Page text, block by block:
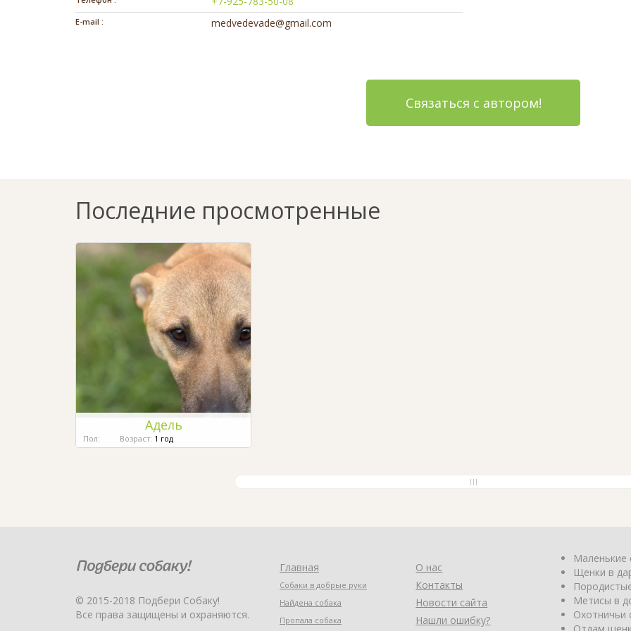
E-mail : medvedevade@gmail.com
Связаться с автором!
Последние просмотренные
Адель
Пол: Возраст: 1 год
© 2015-2018 Подбери Собаку!
Все права защищены и охраняются.
Главная
Собаки в добрые руки
Найдена собака
Пропала собака
О нас
Контакты
Новости сайта
Нашли ошибку?
Маленькие
Щенки в
Метисы в
Охотничьи